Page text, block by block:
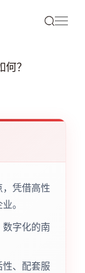
？
，凭借高性
。
字化的南
、配套服